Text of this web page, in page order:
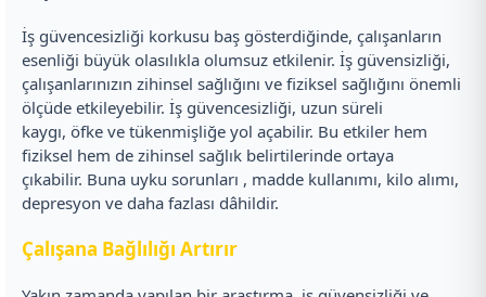
İş güvencesizliği korkusu baş gösterdiğinde, çalışanların
esenliği büyük olasılıkla olumsuz etkilenir. İş güvensizliği,
çalışanlarınızın zihinsel sağlığını ve fiziksel sağlığını önemli
ölçüde etkileyebilir. İş güvencesizliği, uzun süreli
kaygı, öfke ve tükenmişliğe yol açabilir. Bu etkiler hem
fiziksel hem de zihinsel sağlık belirtilerinde ortaya
çıkabilir. Buna uyku sorunları , madde kullanımı, kilo alımı,
depresyon ve daha fazlası dâhildir.
Çalışana Bağlılığı Artırır